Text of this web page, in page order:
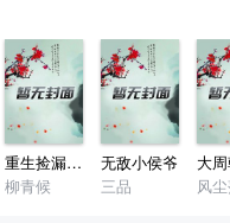
重生捡漏大师
柳青候
无敌小侯爷
三品
风